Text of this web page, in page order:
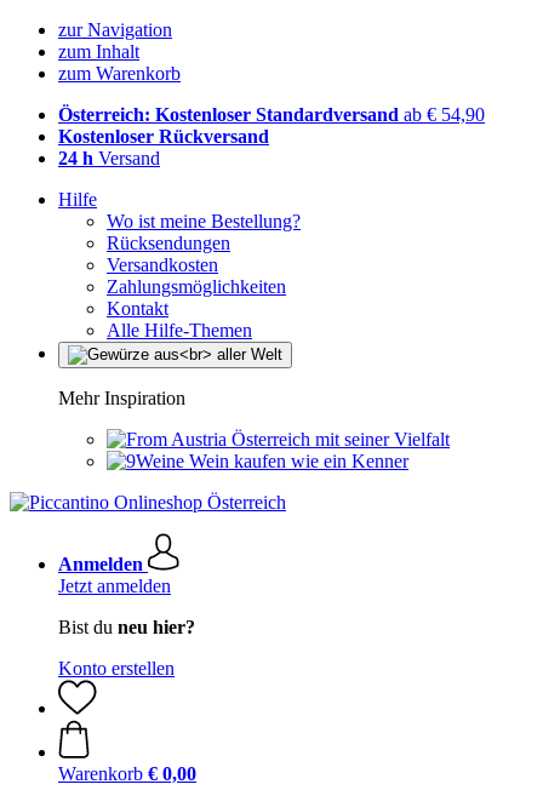
zur Navigation
zum Inhalt
zum Warenkorb
Österreich: Kostenloser Standardversand ab € 54,90
Kostenloser Rückversand
24 h Versand
Hilfe
Wo ist meine Bestellung?
Rücksendungen
Versandkosten
Zahlungsmöglichkeiten
Kontakt
Alle Hilfe-Themen
Mehr Inspiration
Österreich mit seiner Vielfalt
Wein kaufen wie ein Kenner
Anmelden
Jetzt anmelden
Bist du neu hier?
Konto erstellen
Warenkorb € 0,00